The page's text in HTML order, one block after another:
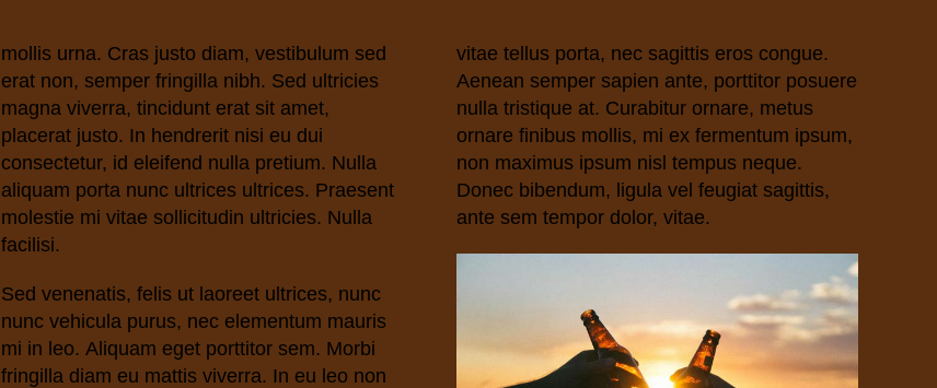
mollis urna. Cras justo diam, vestibulum sed
erat non, semper fringilla nibh. Sed ultricies
magna viverra, tincidunt erat sit amet,
placerat justo. In hendrerit nisi eu dui
consectetur, id eleifend nulla pretium. Nulla
aliquam porta nunc ultrices ultrices. Praesent
molestie mi vitae sollicitudin ultricies. Nulla
facilisi.
Sed venenatis, felis ut laoreet ultrices, nunc
nunc vehicula purus, nec elementum mauris
mi in leo. Aliquam eget porttitor sem. Morbi
fringilla diam eu mattis viverra. In eu leo non
vitae tellus porta, nec sagittis eros congue.
Aenean semper sapien ante, porttitor posuere
nulla tristique at. Curabitur ornare, metus
ornare finibus mollis, mi ex fermentum ipsum,
non maximus ipsum nisl tempus neque.
Donec bibendum, ligula vel feugiat sagittis,
ante sem tempor dolor, vitae.